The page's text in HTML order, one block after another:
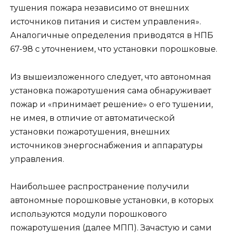
тушения пожара независимо от внешних
источников питания и систем управления».
Аналогичные определения приводятся в НПБ
67-98 с уточнением, что установки порошковые.
Из вышеизложенного следует, что автономная
установка пожаротушения сама обнаруживает
пожар и «принимает решение» о его тушении,
не имея, в отличие от автоматической
установки пожаротушения, внешних
источников энергоснабжения и аппаратуры
управления.
Наибольшее распространение получили
автономные порошковые установки, в которых
используются модули порошкового
пожаротушения (далее МПП). Зачастую и сами